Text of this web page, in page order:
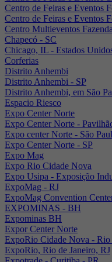
Centro de Feiras e Eventos
Centro de Feiras e Eventos
Centro Multieventos
Chapecó - SC
Chicago, IL - Estados
Corferias
Distrito Anhembi
Distrito Anhembi - SP
Distrito Anhembi, em São
Espacio Riesco
Expo Center Norte
Expo Center Norte -
Expo center Norte - São
Expo Center Norte - SP
Expo Mag
Expo Rio Cidade Nova
Expo Usipa - Exposição
ExpoMag - RJ
ExpoMag Convention
EXPOMINAS - BH
Expominas BH
Expor Center Norte
ExpoRio Cidade Nova - Rio
ExpoRio, Rio de Janeiro, RJ